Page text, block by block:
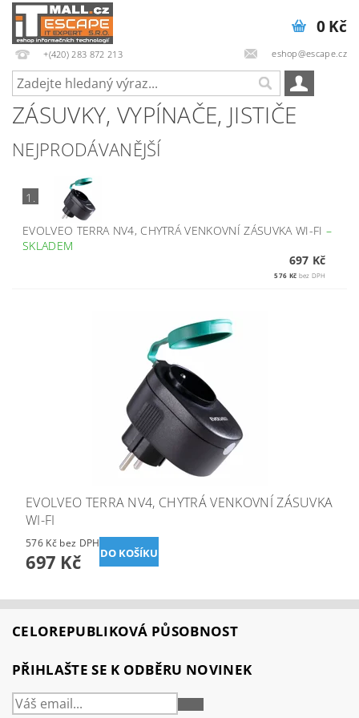
+(420) 283 872 213 eshop@escape.cz
0 Kč
ZÁSUVKY, VYPÍNAČE, JISTIČE
NEJPRODÁVANĚJŠÍ
1.
EVOLVEO TERRA NV4, CHYTRÁ VENKOVNÍ ZÁSUVKA WI-FI –
SKLADEM
697 Kč
576 Kč bez DPH
EVOLVEO TERRA NV4, CHYTRÁ VENKOVNÍ ZÁSUVKA
WI-FI
576 Kč bez DPH
697 Kč
CELOREPUBLIKOVÁ PŮSOBNOST
PŘIHLAŠTE SE K ODBĚRU NOVINEK
PŘIHLÁSIT